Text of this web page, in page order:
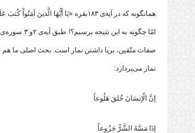
همانگونه که در آیه‌ی ۱۸۳بقره «یَا
امّا
نماز می‌پردازد:
إنَّ الْإنسَانَ خُلقَ هَلُوعاً
إذَا مَسَّهُ الشَّرُّ جَزُوعاً